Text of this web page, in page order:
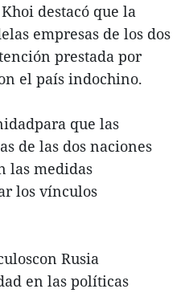
destacó que la
empresas de los dos
prestada por
el país indochino.
que las
de las dos naciones
las medidas
los vínculos
Rusia
en las políticas